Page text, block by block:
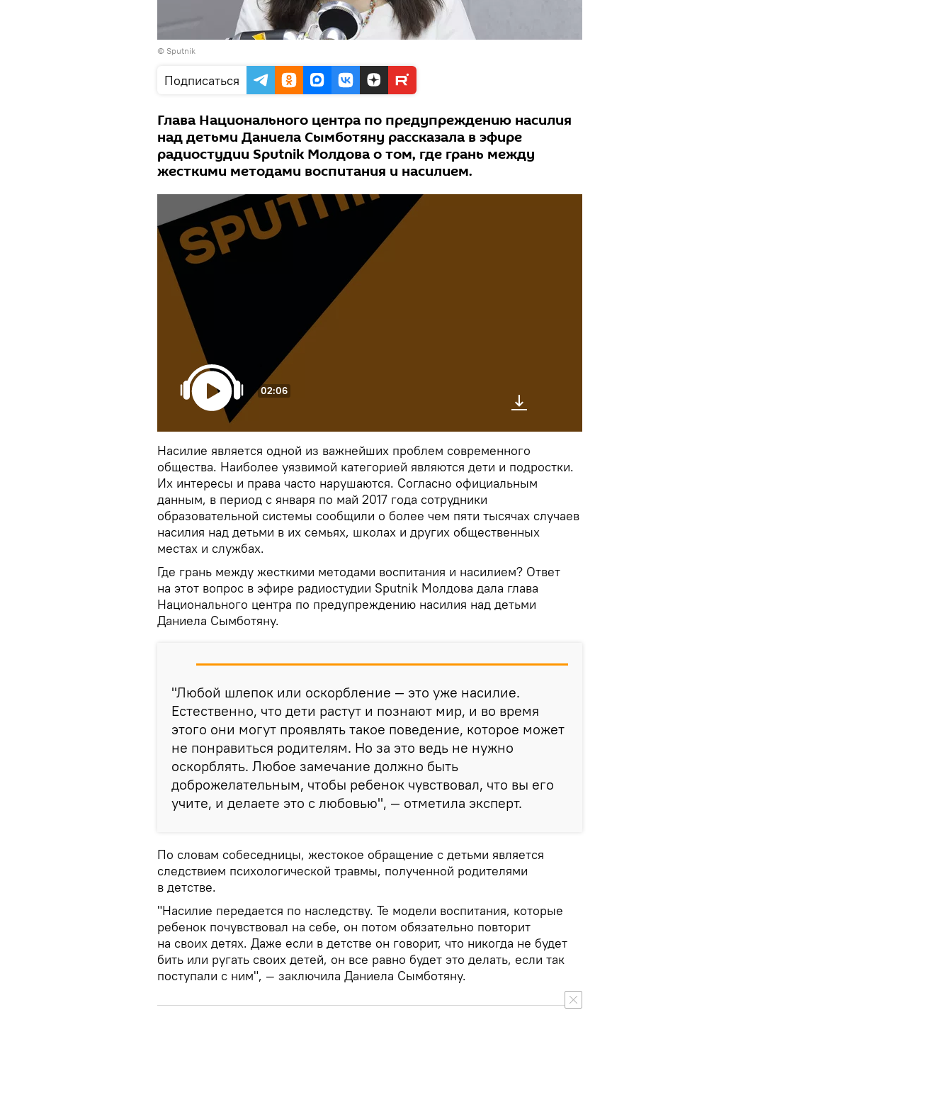
© Sputnik
Подписаться
Глава Национального центра по предупреждению насилия
над детьми Даниела Сымботяну рассказала в эфире
радиостудии Sputnik Молдова о том, где грань между
жесткими методами воспитания и насилием.
02:06
Насилие является одной из важнейших проблем современного
общества. Наиболее уязвимой категорией являются дети и подростки.
Их интересы и права часто нарушаются. Согласно официальным
данным, в период с января по май 2017 года сотрудники
образовательной системы сообщили о более чем пяти тысячах случаев
насилия над детьми в их семьях, школах и других общественных
местах и службах.
Где грань между жесткими методами воспитания и насилием? Ответ
на этот вопрос в эфире радиостудии Sputnik Молдова дала глава
Национального центра по предупреждению насилия над детьми
Даниела Сымботяну.
"Любой шлепок или оскорбление — это уже насилие.
Естественно, что дети растут и познают мир, и во время
этого они могут проявлять такое поведение, которое может
не понравиться родителям. Но за это ведь не нужно
оскорблять. Любое замечание должно быть
доброжелательным, чтобы ребенок чувствовал, что вы его
учите, и делаете это с любовью", — отметила эксперт.
По словам собеседницы, жестокое обращение с детьми является
следствием психологической травмы, полученной родителями
в детстве.
"Насилие передается по наследству. Те модели воспитания, которые
ребенок почувствовал на себе, он потом обязательно повторит
на своих детях. Даже если в детстве он говорит, что никогда не будет
бить или ругать своих детей, он все равно будет это делать, если так
поступали с ним", — заключила Даниела Сымботяну.